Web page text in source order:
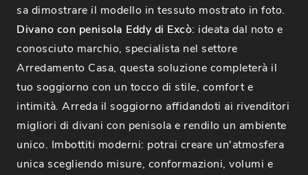
sa dimostrare il modello in tessuto mostrato in foto.
Divano con penisola Eddy di Excò: ideata dal noto e
conosciuto marchio, specialista nel settore
Arredamento Casa, questa soluzione completerà il
tuo soggiorno con un tocco di stile, comfort e
intimità. Arreda il soggiorno affidandoti ai rivenditori
migliori di divani con penisola e rendilo un ambiente
unico. Imbottiti moderni: potrai creare un'atmosfera
unica scegliendo misure, conformazioni, volumi e